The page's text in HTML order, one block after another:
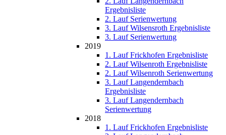
Ergebnisliste
2. Lauf Serienwertung
3. Lauf Wilsensroth Ergebnisliste
3. Lauf Serienwertung
2019
1. Lauf Frickhofen Ergebnisliste
2. Lauf Wilsenroth Ergebnisliste
2. Lauf Wilsenroth Serienwertung
3. Lauf Langendernbach
Ergebnisliste
3. Lauf Langendernbach
Serienwertung
2018
1. Lauf Frickhofen Ergebnisliste